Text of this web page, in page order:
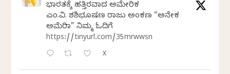
ಭಾರತಕ್ಕೆ ಹತ್ತಿರವಾದ ಅಮೇರಿಕ
ಎಂ.ವಿ. ಶಶಿಭೂಷಣ ರಾಜು ಅಂಕಣ “ಅನೇಕ
ಅಮೆರಿಕಾ” ನಿಮ್ಮ ಓದಿಗೆ
https://tinyurl.com/35mrwwsn
X